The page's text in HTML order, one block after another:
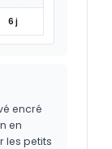
6 j
encré
en
les petits